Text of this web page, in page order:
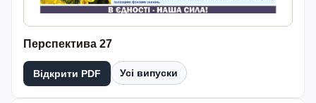
Перспектива 27
Відкрити PDF Усі випуски